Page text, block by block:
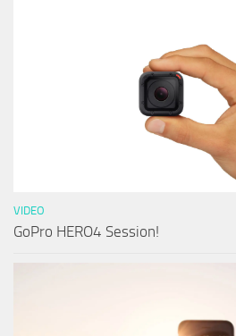
VIDEO
GoPro HERO4 Session!